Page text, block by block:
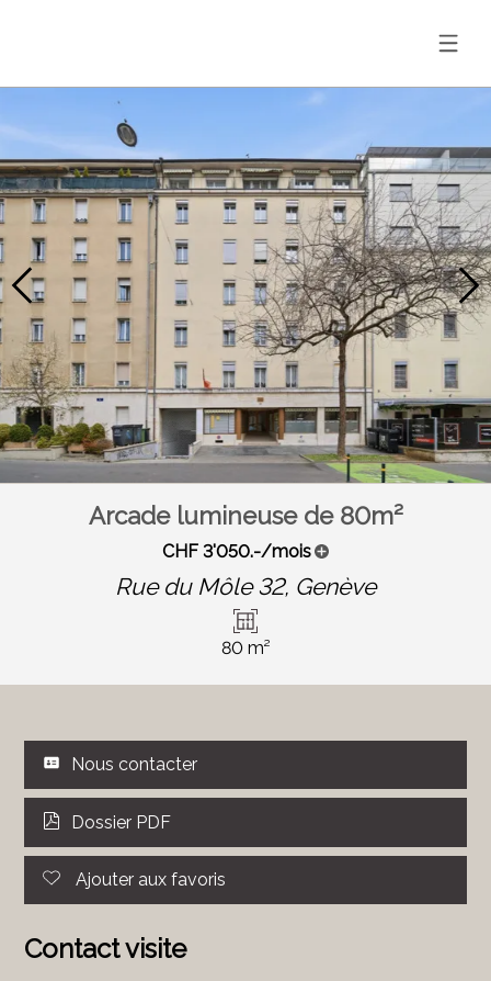
Arcade lumineuse de 80m²
CHF 3'050.-/mois
Rue du Môle 32, Genève
80 m²
Nous contacter
Dossier PDF
Ajouter aux favoris
Contact visite